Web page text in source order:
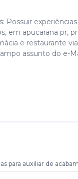
Possuir
em apucarana pr,
e restaurante
assunto do e-
para auxiliar de